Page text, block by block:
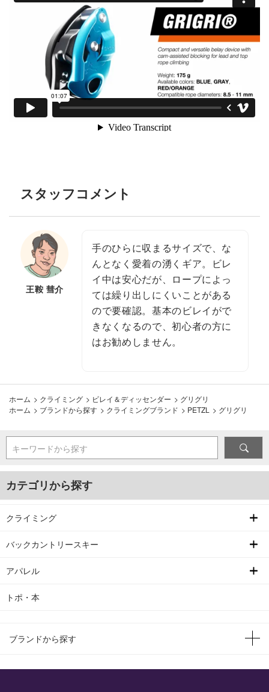
スタッフコメント
王鞍 彗介
手のひらに収まるサイズで、な
んとなく愛着の湧くギア。ビレ
イ中は安心だが、ロープによっ
ては繰り出しにくいことがある
ので要確認。基本のビレイがで
きなくなるので、初心者の方に
はお勧めしません。
ホーム > クライミング > ビレイ＆ディッセンダー > グリグリ
ホーム > ブランドから探す > クライミングブランド > PETZL > グリグリ
キーワードから探す
カテゴリから探す
クライミング
バックカントリースキー
アパレル
トポ・本
ブランドから探す